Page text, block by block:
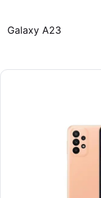
Galaxy A23